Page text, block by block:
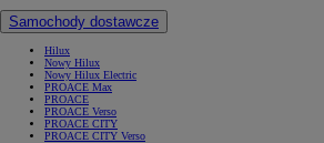
Samochody dostawcze
Hilux
Nowy Hilux
Nowy Hilux Electric
PROACE Max
PROACE
PROACE Verso
PROACE CITY
PROACE CITY Verso